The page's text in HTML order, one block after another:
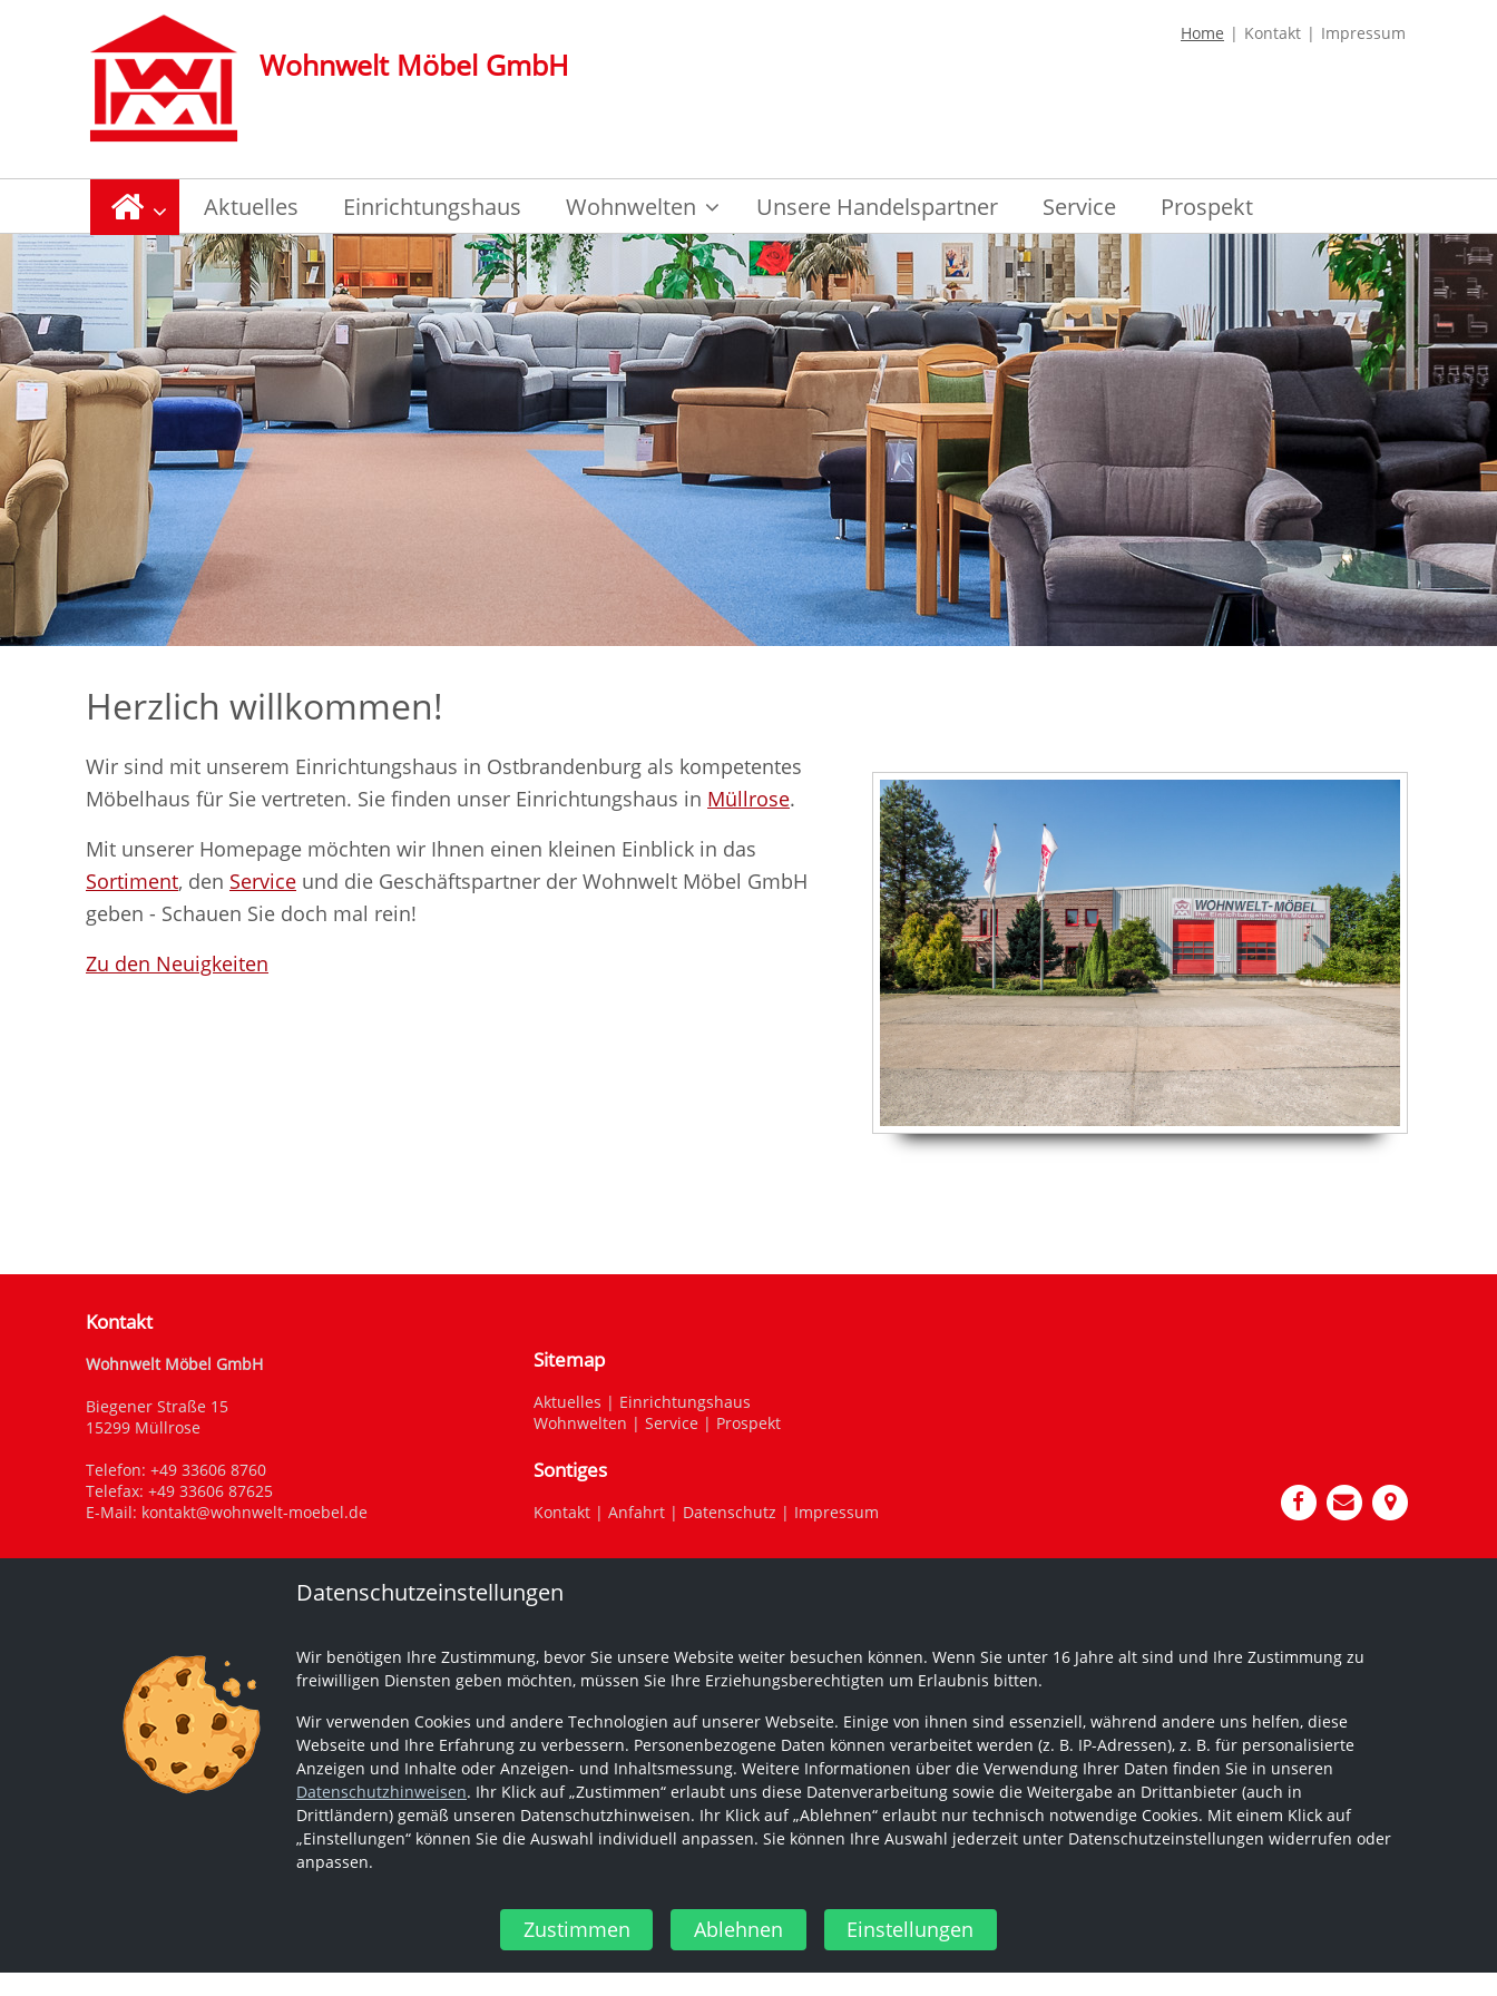
Home Kontakt Impressum
Wohnwelt Möbel GmbH
Aktuelles Einrichtungshaus Wohnwelten Unsere Handelspartner Service Prospekt
Herzlich willkommen!
Wir sind mit unserem Einrichtungshaus in Ostbrandenburg als kompetentes
Möbelhaus für Sie vertreten. Sie finden unser Einrichtungshaus in Müllrose.
Mit unserer Homepage möchten wir Ihnen einen kleinen Einblick in das
Sortiment, den Service und die Geschäftspartner der Wohnwelt Möbel GmbH
geben - Schauen Sie doch mal rein!
Zu den Neuigkeiten
Kontakt
Wohnwelt Möbel GmbH
Biegener Straße 15
15299 Müllrose
Telefon: +49 33606 8760
Telefax: +49 33606 87625
E-Mail: kontakt@wohnwelt-moebel.de
Sitemap
Aktuelles | Einrichtungshaus
Wohnwelten | Service | Prospekt
Sontiges
Kontakt| Anfahrt| Datenschutz | Impressum
Datenschutzeinstellungen
Wir benötigen Ihre Zustimmung, bevor Sie unsere Website weiter besuchen können. Wenn Sie unter 16 Jahre alt sind und Ihre Zustimmung zu
freiwilligen Diensten geben möchten, müssen Sie Ihre Erziehungsberechtigten um Erlaubnis bitten.
Wir verwenden Cookies und andere Technologien auf unserer Webseite. Einige von ihnen sind essenziell, während andere uns helfen, diese
Webseite und Ihre Erfahrung zu verbessern. Personenbezogene Daten können verarbeitet werden (z. B. IP-Adressen), z. B. für personalisierte
Anzeigen und Inhalte oder Anzeigen- und Inhaltsmessung. Weitere Informationen über die Verwendung Ihrer Daten finden Sie in unseren
Datenschutzhinweisen. Ihr Klick auf „Zustimmen“ erlaubt uns diese Datenverarbeitung sowie die Weitergabe an Drittanbieter (auch in
Drittländern) gemäß unseren Datenschutzhinweisen. Ihr Klick auf „Ablehnen“ erlaubt nur technisch notwendige Cookies. Mit einem Klick auf
„Einstellungen“ können Sie die Auswahl individuell anpassen. Sie können Ihre Auswahl jederzeit unter Datenschutzeinstellungen widerrufen oder
anpassen.
Zustimmen Ablehnen Einstellungen